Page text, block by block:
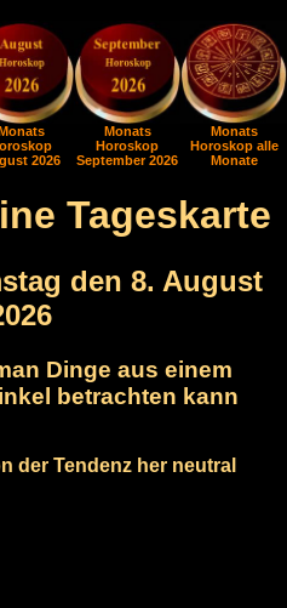
2026
Monats
Horoskop
September 2026
Monats
Horoskop alle
Monate
Tageskarte
den 8. August
Dinge aus einem
betrachten kann
der Tendenz her neutral